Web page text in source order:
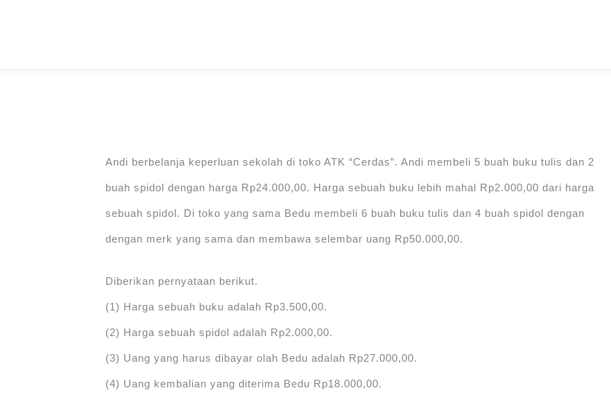
Andi berbelanja keperluan sekolah di toko ATK “Cerdas”. Andi membeli 5 buah buku tulis dan 2
buah spidol dengan harga Rp24.000,00. Harga sebuah buku lebih mahal Rp2.000,00 dari harga
sebuah spidol. Di toko yang sama Bedu membeli 6 buah buku tulis dan 4 buah spidol dengan
dengan merk yang sama dan membawa selembar uang Rp50.000,00.
Diberikan pernyataan berikut.
(1) Harga sebuah buku adalah Rp3.500,00.
(2) Harga sebuah spidol adalah Rp2.000,00.
(3) Uang yang harus dibayar olah Bedu adalah Rp27.000,00.
(4) Uang kembalian yang diterima Bedu Rp18.000,00.